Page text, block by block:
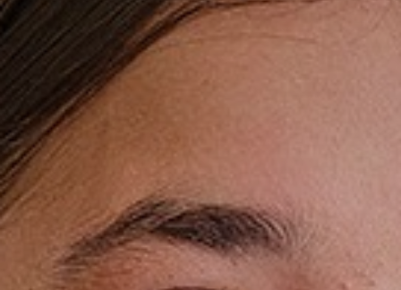
Werken bij Carmelcollege Emmen
Nieuws
Groep7&8
Opleidingen
Lestijden
Vrijeschoolroute Vasalis
Eerste weken op het Carmel